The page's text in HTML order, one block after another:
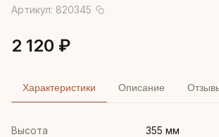
Артикул: 820345
2 120 ₽
Характеристики Описание
Высота 355 мм